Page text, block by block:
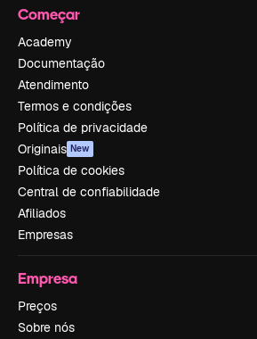
Começar
Academy
Documentação
Atendimento
Termos e condições
Política de privacidade
Originais New
Política de cookies
Central de confiabilidade
Afiliados
Empresas
Empresa
Preços
Sobre nós